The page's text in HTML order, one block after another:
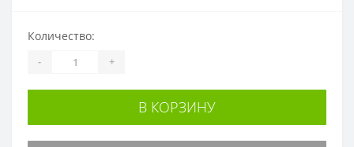
Количество:
- +
В КОРЗИНУ